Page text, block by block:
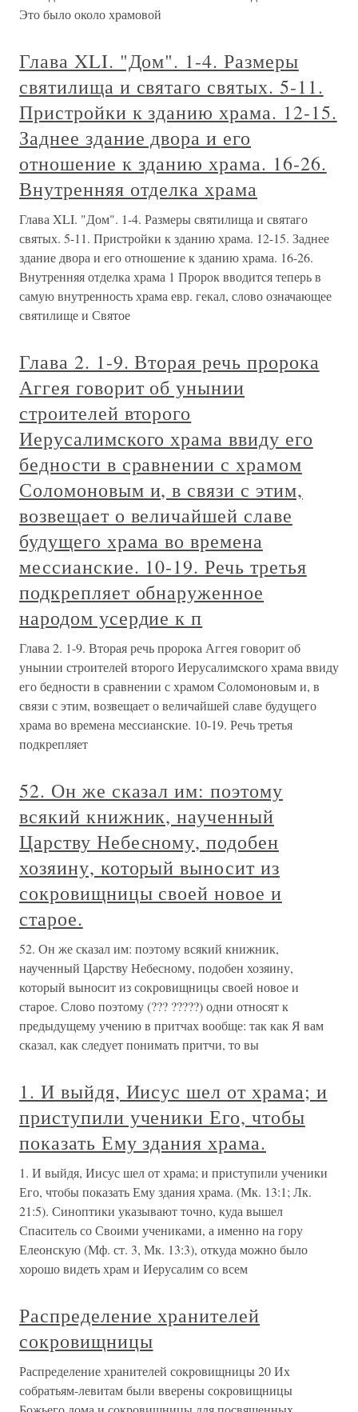
Это было около храмовой
Глава XLI. "Дом". 1-4. Размеры
святилища и святаго святых. 5-11.
Пристройки к зданию храма. 12-15.
Заднее здание двора и его
отношение к зданию храма. 16-26.
Внутренняя отделка храма
Глава XLI. "Дом". 1-4. Размеры святилища и святаго
святых. 5-11. Пристройки к зданию храма. 12-15. Заднее
здание двора и его отношение к зданию храма. 16-26.
Внутренняя отделка храма 1 Пророк вводится теперь в
самую внутренность храма евр. гекал, слово означающее
святилище и Святое
Глава 2. 1-9. Вторая речь пророка
Аггея говорит об унынии
строителей второго
Иерусалимского храма ввиду его
бедности в сравнении с храмом
Соломоновым и, в связи с этим,
возвещает о величайшей славе
будущего храма во времена
мессианские. 10-19. Речь третья
подкрепляет обнаруженное
народом усердие к п
Глава 2. 1-9. Вторая речь пророка Аггея говорит об
унынии строителей второго Иерусалимского храма ввиду
его бедности в сравнении с храмом Соломоновым и, в
связи с этим, возвещает о величайшей славе будущего
храма во времена мессианские. 10-19. Речь третья
подкрепляет
52. Он же сказал им: поэтому
всякий книжник, наученный
Царству Небесному, подобен
хозяину, который выносит из
сокровищницы своей новое и
старое.
52. Он же сказал им: поэтому всякий книжник,
наученный Царству Небесному, подобен хозяину,
который выносит из сокровищницы своей новое и
старое. Слово поэтому (??? ?????) одни относят к
предыдущему учению в притчах вообще: так как Я вам
сказал, как следует понимать притчи, то вы
1. И выйдя, Иисус шел от храма; и
приступили ученики Его, чтобы
показать Ему здания храма.
1. И выйдя, Иисус шел от храма; и приступили ученики
Его, чтобы показать Ему здания храма. (Мк. 13:1; Лк.
21:5). Синоптики указывают точно, куда вышел
Спаситель со Своими учениками, а именно на гору
Елеонскую (Мф. ст. 3, Мк. 13:3), откуда можно было
хорошо видеть храм и Иерусалим со всем
Распределение хранителей
сокровищницы
Распределение хранителей сокровищницы 20 Их
собратьям-левитам были вверены сокровищницы